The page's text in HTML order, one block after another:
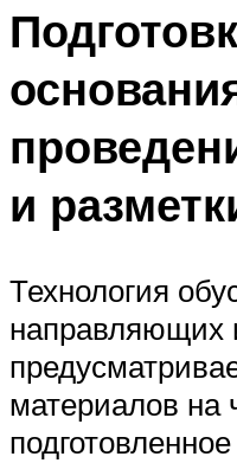
и
Технология
направляющих
материалов на